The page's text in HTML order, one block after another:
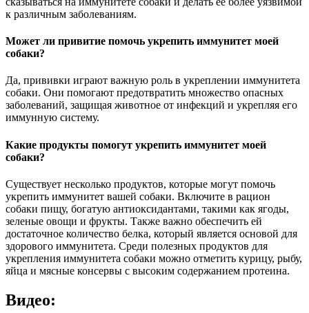
к различным заболеваниям.
Может ли привитие помочь укрепить иммунитет моей
собаки?
Да, прививки играют важную роль в укреплении иммунитета
собаки. Они помогают предотвратить множество опасных
заболеваний, защищая животное от инфекций и укрепляя его
иммунную систему.
Какие продукты помогут укрепить иммунитет моей
собаки?
Существует несколько продуктов, которые могут помочь
укрепить иммунитет вашей собаки. Включите в рацион
собаки пищу, богатую антиоксидантами, такими как ягоды,
зеленые овощи и фрукты. Также важно обеспечить ей
достаточное количество белка, который является основой для
здорового иммунитета. Среди полезных продуктов для
укрепления иммунитета собаки можно отметить курицу, рыбу,
яйца и мясные консервы с высоким содержанием протеина.
Видео: